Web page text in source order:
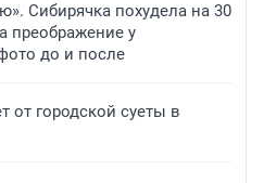
Сибирячка похудела на 30
преображение у
до и после
от городской суеты в